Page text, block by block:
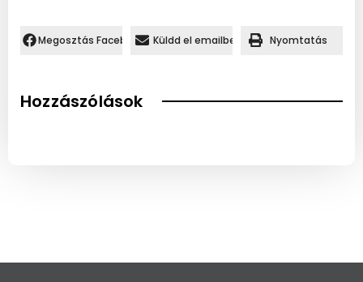
Megosztás Facebookon.Küldd el emailben Nyomtatás
Hozzászólások